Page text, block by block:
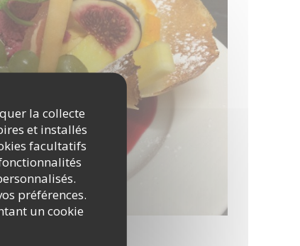
la collecte
et installés
facultatifs
préférences.
un cookie